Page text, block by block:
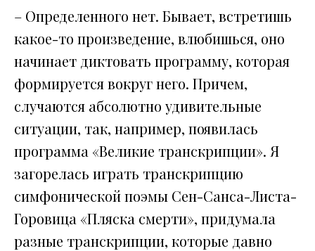
– Определенного нет. Бывает, встретишь
какое-то произведение, влюбишься, оно
начинает диктовать программу, которая
формируется вокруг него. Причем,
случаются абсолютно удивительные
ситуации, так, например, появилась
программа «Великие транскрипции». Я
загорелась играть транскрипцию
симфонической поэмы Сен-Санса-Листа-
Горовица «Пляска смерти», придумала
разные транскрипции, которые давно